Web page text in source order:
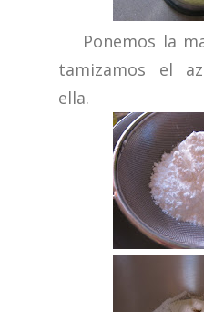
Ponemos la
tamizamos el
ella.